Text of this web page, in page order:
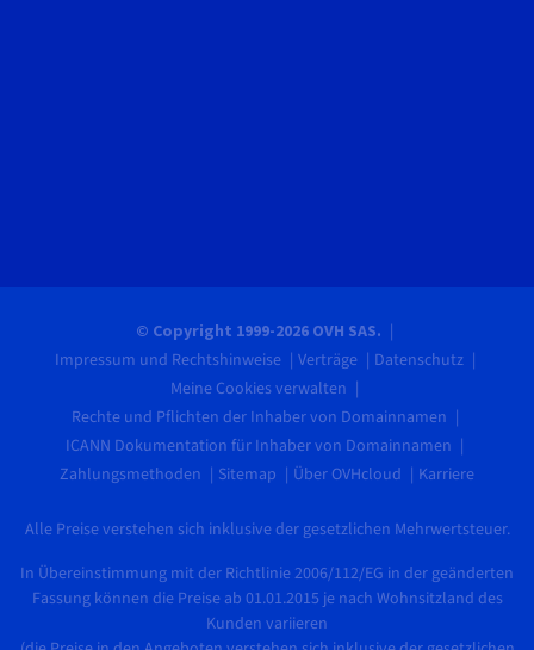
© Copyright 1999-2026 OVH SAS.
Impressum und Rechtshinweise Verträge
Datenschutz
Meine Cookies verwalten
Rechte und Pflichten der Inhaber von Domainnamen
ICANN Dokumentation für Inhaber von Domainnamen
Zahlungsmethoden
Sitemap Über OVHcloud Karriere
Alle Preise verstehen sich inklusive der gesetzlichen Mehrwertsteuer.
In Übereinstimmung mit der Richtlinie 2006/112/EG in der geänderten
Fassung können die Preise ab 01.01.2015 je nach Wohnsitzland des
Kunden variieren